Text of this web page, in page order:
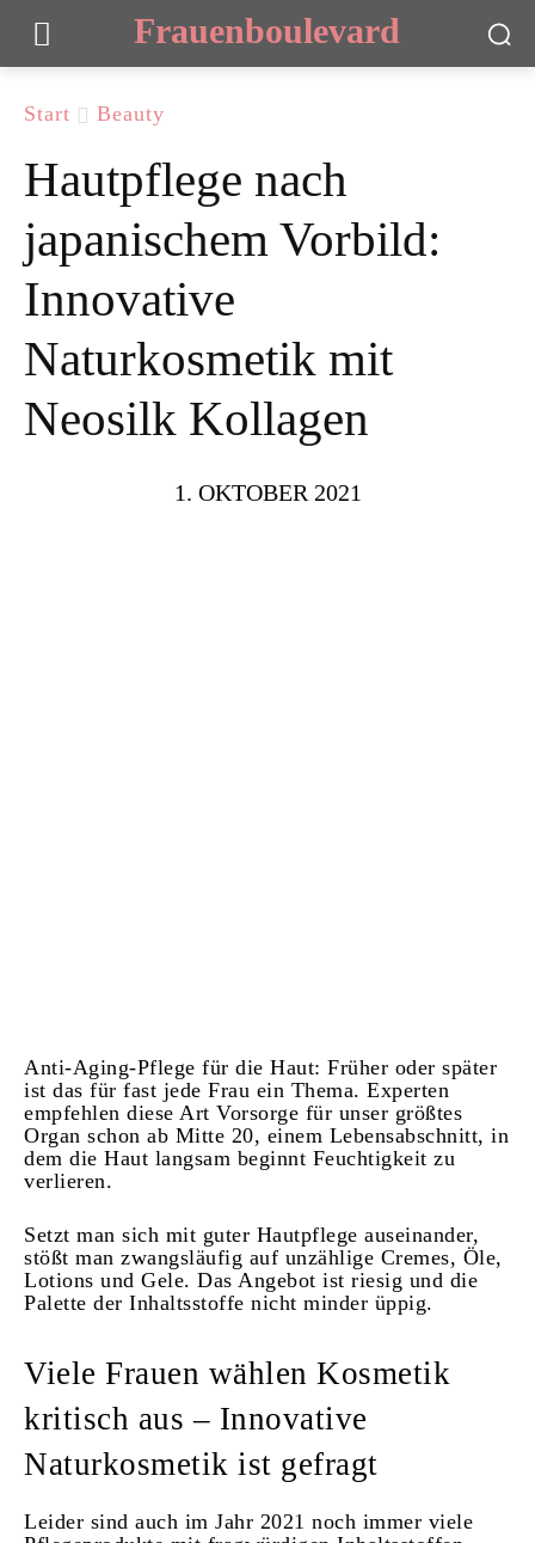
Frauenboulevard
Start Beauty
Hautpflege nach
japanischem Vorbild:
Innovative
Naturkosmetik mit
Neosilk Kollagen
1. OKTOBER 2021
Anti-Aging-Pflege für die Haut: Früher oder später
ist das für fast jede Frau ein Thema. Experten
empfehlen diese Art Vorsorge für unser größtes
Organ schon ab Mitte 20, einem Lebensabschnitt, in
dem die Haut langsam beginnt Feuchtigkeit zu
verlieren.
Setzt man sich mit guter Hautpflege auseinander,
stößt man zwangsläufig auf unzählige Cremes, Öle,
Lotions und Gele. Das Angebot ist riesig und die
Palette der Inhaltsstoffe nicht minder üppig.
Viele Frauen wählen Kosmetik
kritisch aus – Innovative
Naturkosmetik ist gefragt
Leider sind auch im Jahr 2021 noch immer viele